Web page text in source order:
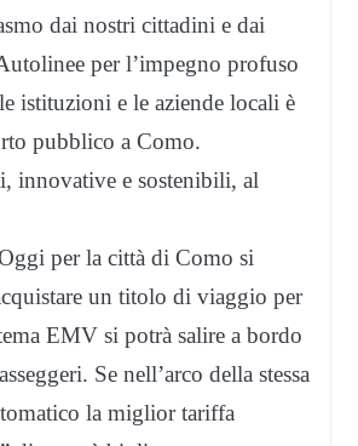
dai nostri cittadini e dai
per l’impegno profuso
istituzioni e le aziende locali è
pubblico a Como.
innovative e sostenibili, al
per la città di Como si
un titolo di viaggio per
EMV si potrà salire a bordo
Se nell’arco della stessa
la miglior tariffa